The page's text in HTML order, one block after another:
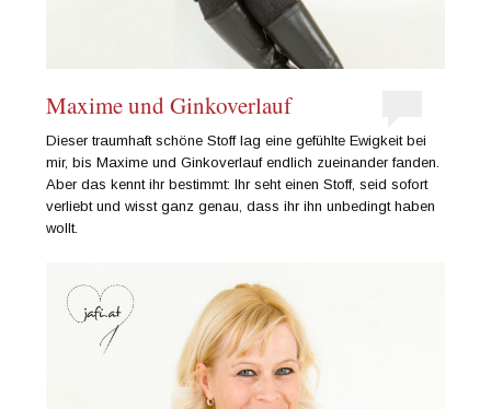
Maxime und Ginkoverlauf
Dieser traumhaft schöne Stoff lag eine gefühlte Ewigkeit bei
mir, bis Maxime und Ginkoverlauf endlich zueinander fanden.
Aber das kennt ihr bestimmt: Ihr seht einen Stoff, seid sofort
verliebt und wisst ganz genau, dass ihr ihn unbedingt haben
wollt.